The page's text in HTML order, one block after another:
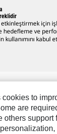
için
hedefleme ve
kullanımını kabul
cookies to
are
others support